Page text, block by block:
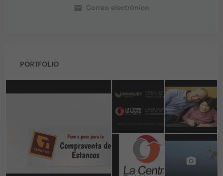
email Correo electrónico
PORTFOLIO